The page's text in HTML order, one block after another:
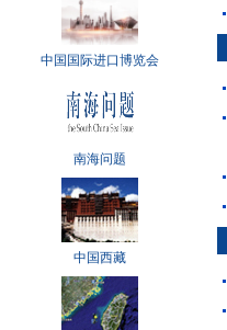
中国国际进口博览会
南海问题
中国西藏